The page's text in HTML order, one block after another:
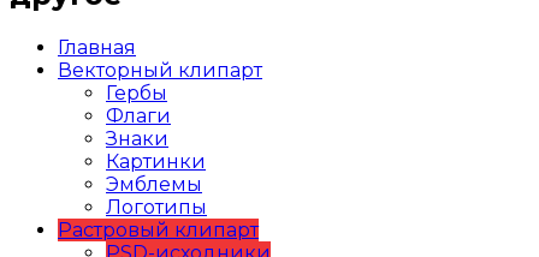
Главная
Векторный клипарт
Гербы
Флаги
Знаки
Картинки
Эмблемы
Логотипы
Растровый клипарт